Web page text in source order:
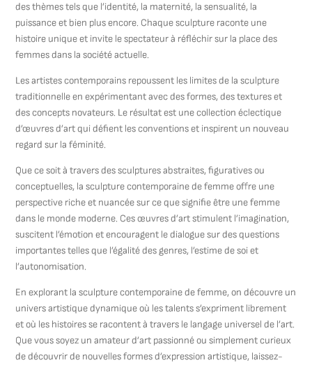
des thèmes tels que l’identité, la maternité, la sensualité, la
puissance et bien plus encore. Chaque sculpture raconte une
histoire unique et invite le spectateur à réfléchir sur la place des
femmes dans la société actuelle.
Les artistes contemporains repoussent les limites de la sculpture
traditionnelle en expérimentant avec des formes, des textures et
des concepts novateurs. Le résultat est une collection éclectique
d’œuvres d’art qui défient les conventions et inspirent un nouveau
regard sur la féminité.
Que ce soit à travers des sculptures abstraites, figuratives ou
conceptuelles, la sculpture contemporaine de femme offre une
perspective riche et nuancée sur ce que signifie être une femme
dans le monde moderne. Ces œuvres d’art stimulent l’imagination,
suscitent l’émotion et encouragent le dialogue sur des questions
importantes telles que l’égalité des genres, l’estime de soi et
l’autonomisation.
En explorant la sculpture contemporaine de femme, on découvre un
univers artistique dynamique où les talents s’expriment librement
et où les histoires se racontent à travers le langage universel de l’art.
Que vous soyez un amateur d’art passionné ou simplement curieux
de découvrir de nouvelles formes d’expression artistique, laissez-